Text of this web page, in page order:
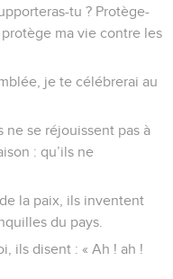
tu ? Protège-
ma vie contre les
je te célébrerai au
ne se réjouissent pas à
: qu’ils ne
la paix, ils inventent
du pays.
ils disent : « Ah ! ah !